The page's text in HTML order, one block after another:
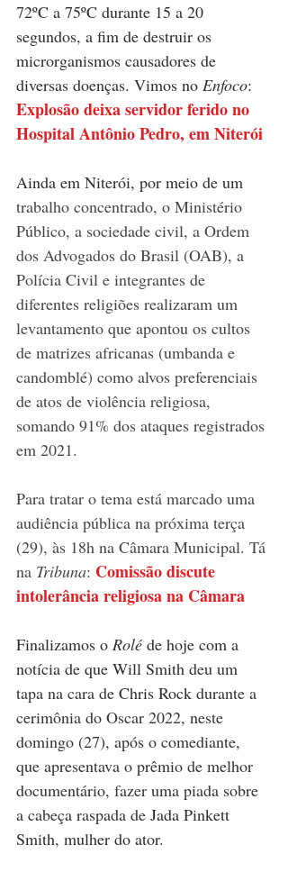
72ºC a 75ºC durante 15 a 20
segundos, a fim de destruir os
microrganismos causadores de
diversas doenças. Vimos no Enfoco:
Explosão deixa servidor ferido no
Hospital Antônio Pedro, em Niterói
Ainda em Niterói, por meio de um
trabalho concentrado, o Ministério
Público, a sociedade civil, a Ordem
dos Advogados do Brasil (OAB), a
Polícia Civil e integrantes de
diferentes religiões realizaram um
levantamento que apontou os cultos
de matrizes africanas (umbanda e
candomblé) como alvos preferenciais
de atos de violência religiosa,
somando 91% dos ataques registrados
em 2021.
Para tratar o tema está marcado uma
audiência pública na próxima terça
(29), às 18h na Câmara Municipal. Tá
na Tribuna: Comissão discute
intolerância religiosa na Câmara
Finalizamos o Rolé de hoje com a
notícia de que Will Smith deu um
tapa na cara de Chris Rock durante a
cerimônia do Oscar 2022, neste
domingo (27), após o comediante,
que apresentava o prêmio de melhor
documentário, fazer uma piada sobre
a cabeça raspada de Jada Pinkett
Smith, mulher do ator.